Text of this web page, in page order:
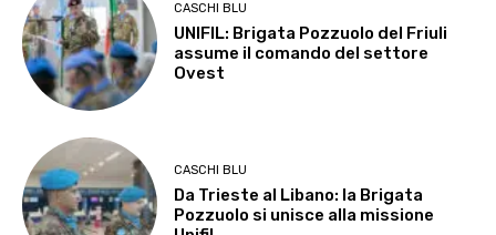
CASCHI BLU
UNIFIL: Brigata Pozzuolo del Friuli
assume il comando del settore
Ovest
CASCHI BLU
Da Trieste al Libano: la Brigata
Pozzuolo si unisce alla missione